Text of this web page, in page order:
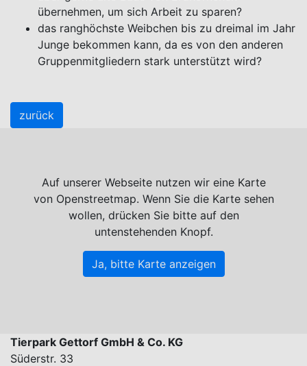
übernehmen, um sich Arbeit zu sparen?
das ranghöchste Weibchen bis zu dreimal im Jahr
Junge bekommen kann, da es von den anderen
Gruppenmitgliedern stark unterstützt wird?
zurück
Auf unserer Webseite nutzen wir eine Karte
von Openstreetmap. Wenn Sie die Karte sehen
wollen, drücken Sie bitte auf den
untenstehenden Knopf.
Ja, bitte Karte anzeigen
Tierpark Gettorf GmbH & Co. KG
Süderstr. 33